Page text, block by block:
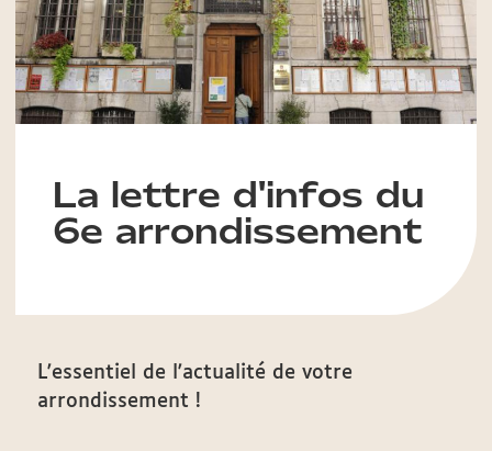
La lettre d'infos du
6e arrondissement
L'essentiel de l'actualité de votre
arrondissement !